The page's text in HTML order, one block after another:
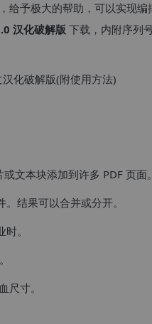
给予极大的帮助，可以实现
汉化破解版 下载，内附序列
文本块添加到许多 PDF 页面。
结果可以合并或分开。
。
寸。